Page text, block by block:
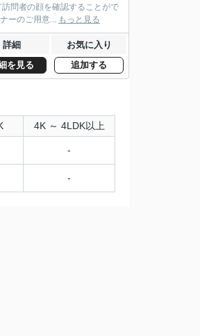
問者の顔を確認することがで
ーのご用意... もっと見る
詳細 お気に入り
を見る 追加する
4K ～ 4LDK以上
-
-